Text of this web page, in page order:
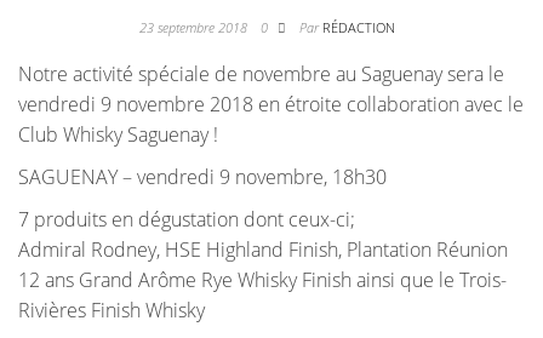
23 septembre 2018 0 Par RÉDACTION
Notre activité spéciale de novembre au Saguenay sera le
vendredi 9 novembre 2018 en étroite collaboration avec le
Club Whisky Saguenay !
SAGUENAY – vendredi 9 novembre, 18h30
7 produits en dégustation dont ceux-ci;
Admiral Rodney, HSE Highland Finish, Plantation Réunion
12 ans Grand Arôme Rye Whisky Finish ainsi que le Trois-
Rivières Finish Whisky